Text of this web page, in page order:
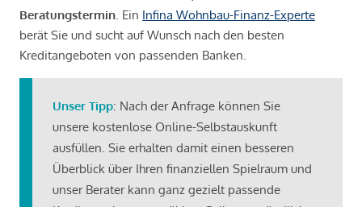
Beratungstermin . Ein Infina Wohnbau-Finanz-Experte
berät Sie und sucht auf Wunsch nach den besten
Kreditangeboten von passenden Banken.
Unser Tipp: Nach der Anfrage können Sie
unsere kostenlose Online-Selbstauskunft
ausfüllen. Sie erhalten damit einen besseren
Überblick über Ihren finanziellen Spielraum und
unser Berater kann ganz gezielt passende